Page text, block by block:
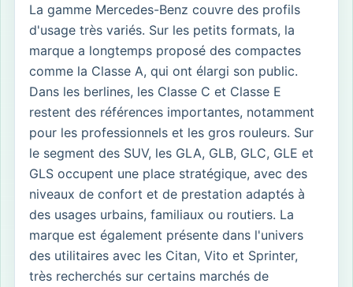
La gamme Mercedes-Benz couvre des profils
d'usage très variés. Sur les petits formats, la
marque a longtemps proposé des compactes
comme la Classe A, qui ont élargi son public.
Dans les berlines, les Classe C et Classe E
restent des références importantes, notamment
pour les professionnels et les gros rouleurs. Sur
le segment des SUV, les GLA, GLB, GLC, GLE et
GLS occupent une place stratégique, avec des
niveaux de confort et de prestation adaptés à
des usages urbains, familiaux ou routiers. La
marque est également présente dans l'univers
des utilitaires avec les Citan, Vito et Sprinter,
très recherchés sur certains marchés de